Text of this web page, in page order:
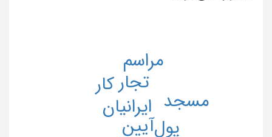
آیین
ایرانیان
پول
تجار
مراسم
مسجد
کار